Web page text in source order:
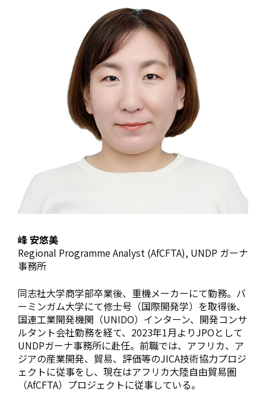
峰 安悠美
Regional Programme Analyst (AfCFTA), UNDP ガーナ
事務所
同志社大学商学部卒業後、重機メーカーにて勤務。バ
ーミンガム大学にて修士号（国際開発学）を取得後、
国連工業開発機関（UNIDO）インターン、開発コンサ
ルタント会社勤務を経て、2023年1月よりJPOとして
UNDPガーナ事務所に赴任。前職では、アフリカ、ア
ジアの産業開発、貿易、評価等のJICA技術協力プロジ
ェクトに従事をし、現在はアフリカ大陸自由貿易圏
（AfCFTA）プロジェクトに従事している。